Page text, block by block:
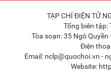
TẠP CHÍ ĐIỆN TỬ
Tổng biên tập:
Tòa soạn: 35 Ngô
Điện
Email: nclp@quochoi.vn -
Website: